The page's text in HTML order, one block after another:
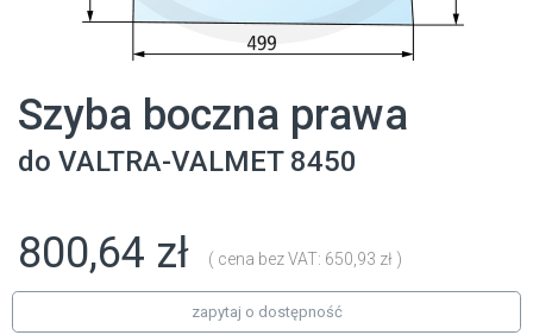
Szyba boczna prawa
do VALTRA-VALMET8450
800,64 zł ( cena bez VAT: 650,93 zł )
zapytaj o dostępność